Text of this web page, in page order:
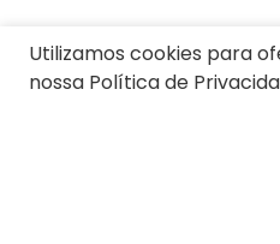
Utilizamos cookies para
nossa Política de